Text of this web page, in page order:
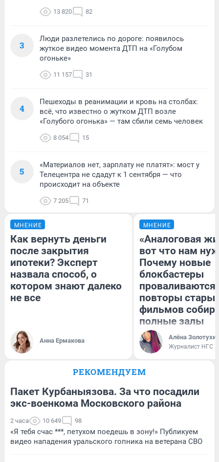
13 820 82
3
Люди разлетелись по дороге: появилось
жуткое видео момента ДТП на «Голубом
огоньке»
11 157 31
4
Пешеходы в реанимации и кровь на столбах:
всё, что известно о жутком ДТП возле
«Голубого огонька» — там сбили семь человек
8 054 15
5
«Материалов нет, зарплату не платят»: мост у
Телецентра не сдадут к 1 сентября — что
происходит на объекте
7 205 71
МНЕНИЕ
Как вернуть деньги
после закрытия
ипотеки? Эксперт
назвала способ, о
котором знают далеко
не все
Анна Ермакова
МНЕНИЕ
«Аналоговая
вот что нам
Почему новые
блокбастеры
повторы
фильмов
полные залы
Алёна
Журналист НГС
РЕКОМЕНДУЕМ
Пакет Курбаныязова. За что посадили
экс-военкома Московского района
2 часа 10 649 98
«Я тебя счас ***, петухом поедешь в зону!» Публикуем
видео нападения уральского гопника на ветерана СВО